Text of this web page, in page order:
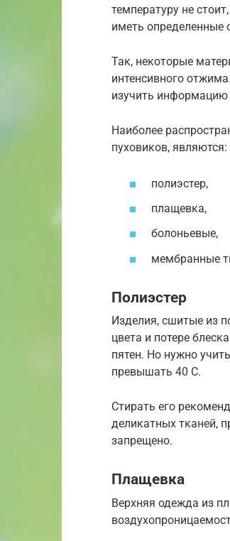
температуру не
иметь определенные
Так, некоторые
интенсивного
изучить информацию
Наиболее
пуховиков, являются:
полиэстер,
плащевка,
болоньевые,
мембранные
Полиэстер
Изделия, сшитые из
цвета и потере
пятен. Но нужно
превышать 40 С.
Стирать его
деликатных тканей,
запрещено.
Плащевка
Верхняя одежда из